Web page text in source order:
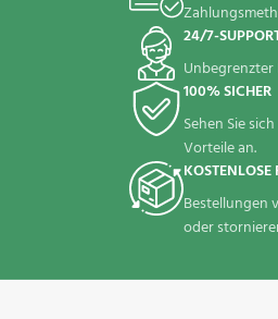
24/7-
Unbegrenzter
100% SICHER
Sehen Sie
Vorteile an.
Bestellungen
oder